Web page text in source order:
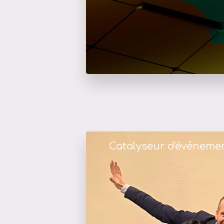
Catalyseur